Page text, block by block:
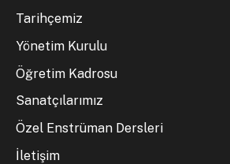
Tarihçemiz
Yönetim Kurulu
Öğretim Kadrosu
Sanatçılarımız
Özel Enstrüman Dersleri
İletişim